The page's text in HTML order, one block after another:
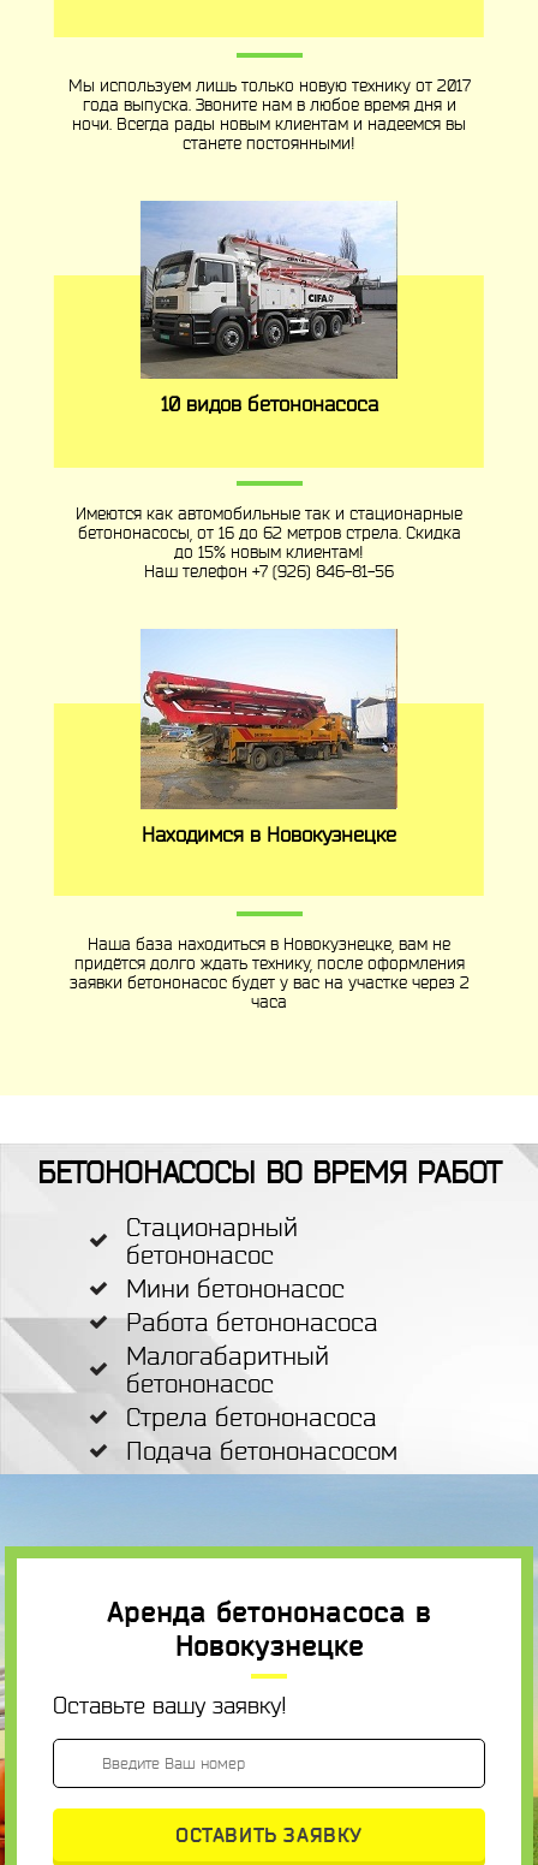
Мы используем лишь только новую технику от 2017
года выпуска. Звоните нам в любое время дня и
ночи. Всегда рады новым клиентам и надеемся вы
станете постоянными!
10 видов бетононасоса
Имеются как автомобильные так и стационарные
бетононасосы, от 16 до 62 метров стрела. Скидка
до 15% новым клиентам!
Наш телефон +7 (926) 846-81-56
Находимся в Новокузнецке
Наша база находиться в Новокузнецке, вам не
придётся долго ждать технику, после оформления
заявки бетононасос будет у вас на участке через 2
часа
БЕТОНОНАСОСЫ ВО ВРЕМЯ РАБОТ
Стационарный
бетононасос
Мини бетононасос
Работа бетононасоса
Малогабаритный
бетононасос
Стрела бетононасоса
Подача бетононасосом
Аренда бетононасоса в
Новокузнецке
Оставьте вашу заявку!